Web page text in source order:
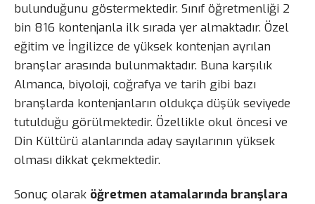
bulunduğunu göstermektedir. Sınıf öğretmenliği 2
bin 816 kontenjanla ilk sırada yer almaktadır. Özel
eğitim ve İngilizce de yüksek kontenjan ayrılan
branşlar arasında bulunmaktadır. Buna karşılık
Almanca, biyoloji, coğrafya ve tarih gibi bazı
branşlarda kontenjanların oldukça düşük seviyede
tutulduğu görülmektedir. Özellikle okul öncesi ve
Din Kültürü alanlarında aday sayılarının yüksek
olması dikkat çekmektedir.
Sonuç olarak öğretmen atamalarında branşlara